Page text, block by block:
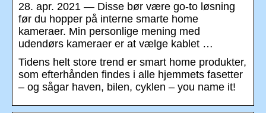
28. apr. 2021 — Disse bør være go-to løsning
før du hopper på interne smarte home
kameraer. Min personlige mening med
udendørs kameraer er at vælge kablet …
Tidens helt store trend er smart home produkter,
som efterhånden findes i alle hjemmets fasetter
– og sågar haven, bilen, cyklen – you name it!